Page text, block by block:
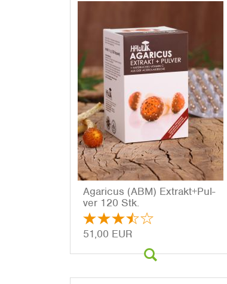
Aga­ri­cus (ABM) Ex­trakt+Pul­
ver 120 Stk.
51,00 EUR